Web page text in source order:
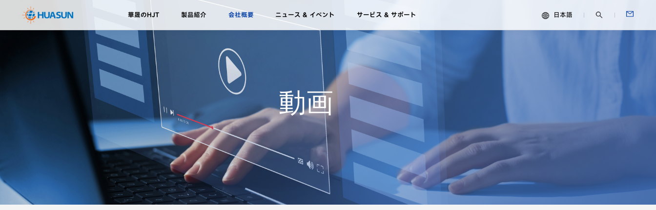
華晟のHJT
華晟のHJT
HJT技術の利点
ロードマップ
HJTのすべて
製品紹介
HJTセル
Everest
Himalaya
HJTモジュール
Everest G12R
Himalaya G12
V-Ocean
Kunlun G12/G12R
超高両面受光性
営農型太陽電池モジュー
ル
カラーモジュール
使用例
メガソーラー発電所
洋上
商業用 & 工業用
（C&I）
住居
垂直設置
会社概要
会社概要 研究開発
ニュース & イベント
ニュース イベント
展示会
ウェビナー
ワークショップ
サービス & サポート
ダウンロード モジュールの信頼性 お問い合わせ
華晟へのお問い合わ
当社の販売代理店
日本語
Deutsch
メール
動画